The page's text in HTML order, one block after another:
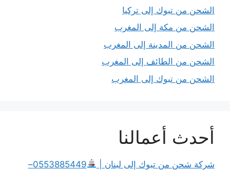
الشحن من تبوك إلى تركيا
الشحن من مكة إلى المغرب
الشحن من المدينة إلى المغرب
الشحن من الطائف إلى المغرب
الشحن من تبوك إلى المغرب
أحدث أعمالنا
شركة شحن من تبوك إلى لبنان |
0553885449–